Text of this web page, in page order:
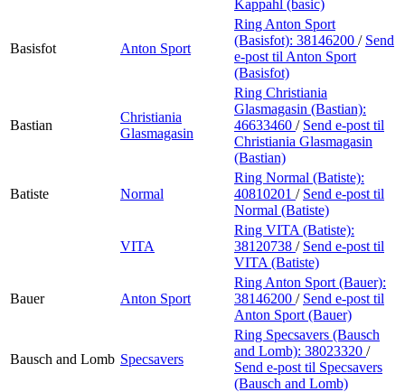
Kappahl (basic)
Basisfot Anton Sport
Ring Anton Sport
(Basisfot): 38146200 / Send
e-post til Anton Sport
(Basisfot)
Bastian
Christiania
Glasmagasin
Ring Christiania
Glasmagasin (Bastian):
46633460 / Send e-post til
Christiania Glasmagasin
(Bastian)
Batiste Normal
Ring Normal (Batiste):
40810201 / Send e-post til
Normal (Batiste)
VITA
Ring VITA (Batiste):
38120738 / Send e-post til
VITA (Batiste)
Bauer Anton Sport
Ring Anton Sport (Bauer):
38146200 / Send e-post til
Anton Sport (Bauer)
Bausch and Lomb Specsavers
Ring Specsavers (Bausch
and Lomb): 38023320 /
Send e-post til Specsavers
(Bausch and Lomb)